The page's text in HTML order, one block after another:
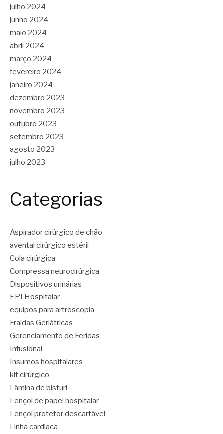
julho 2024
junho 2024
maio 2024
abril 2024
março 2024
fevereiro 2024
janeiro 2024
dezembro 2023
novembro 2023
outubro 2023
setembro 2023
agosto 2023
julho 2023
Categorias
Aspirador cirúrgico de chão
avental cirúrgico estéril
Cola cirúrgica
Compressa neurocirúrgica
Dispositivos urinárias
EPI Hospitalar
equipos para artroscopia
Fraldas Geriátricas
Gerenciamento de Feridas
Infusional
Insumos hospitalares
kit cirúrgico
Lâmina de bisturi
Lençol de papel hospitalar
Lençol protetor descartável
Linha cardíaca